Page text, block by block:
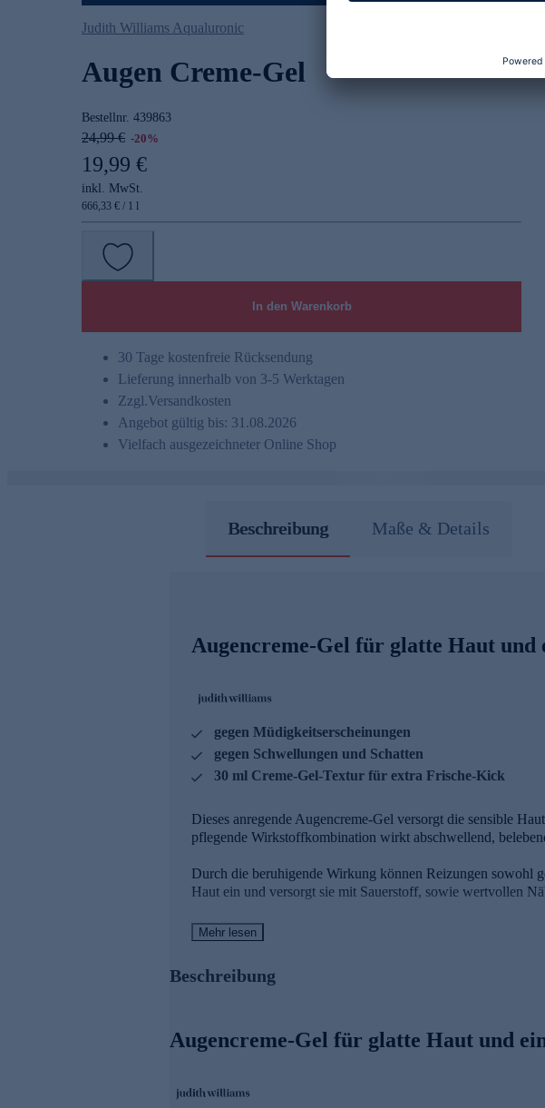
Judith Williams Aqualuronic
Augen Creme-Gel
Bestellnr. 439863
24,99 € -20%
19,99 €
inkl. MwSt.
666,33 € / 1 l
In den Warenkorb
30 Tage kostenfreie Rücksendung
Lieferung innerhalb von 3-5 Werktagen
Zzgl.Versandkosten
Angebot gültig bis: 31.08.2026
Vielfach ausgezeichneter Online Shop
Beschreibung Maße & Details
Augencreme-Gel für glatte Haut und
gegen Müdigkeitserscheinungen
gegen Schwellungen und Schatten
30 ml Creme-Gel-Textur für extra Frische-Kick
Dieses anregende Augencreme-Gel versorgt die sensible
pflegende Wirkstoffkombination wirkt abschwellend,
Durch die beruhigende Wirkung können Reizungen sowohl
Haut ein und versorgt sie mit Sauerstoff, sowie wertvollen
Die Vorteile des Augencreme-Gels im Überblick
- Stark gegen Schwellungen und Schatten
Hauptwirkstoff: PrimalHyalTM Ultrafiller
- Dringt bis zu 2x tiefer in die Haut ein*
Mehr lesen
Beschreibung
Augencreme-Gel für glatte Haut und